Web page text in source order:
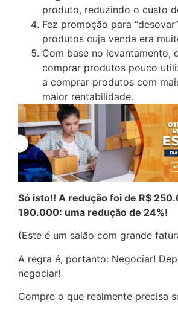
produto, reduzindo o custo
Fez promoção para
produtos cuja venda era
Com base no levantamento,
comprar produtos pouco
a comprar produtos com
maior rentabilidade.
Só isto!! A redução foi de R$
190.000: uma redução de 24%!
(Este é um salão com grande
A regra é, portanto: Negociar!
negociar!
Compre o que realmente precisa